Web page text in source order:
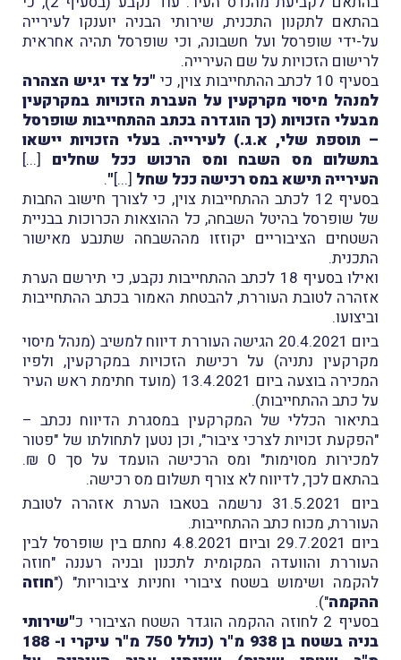
בהתאם לתקנון התכנית, שירותי הבניה יוענקו לעירייה
על-ידי שופרסל ועל חשבונה, וכי שופרסל תהיה אחראית
לרישום הזכויות על שם העירייה.
בסעיף 10 לכתב ההתחייבות צוין, כי
"כל צד יגיש הצהרה
למנהל מיסוי מקרקעין על העברת הזכויות במקרקעין
מבעלי הזכויות (כך הוגדרה בכתב ההתחייבות שופרסל
– תוספת שלי, א.ג.) לעירייה. בעלי הזכויות יישאו
בתשלום מס השבח ומס הרכוש ככל שחלים [...]
העירייה תישא במס רכישה ככל שחל [...]
"
.
בסעיף 12 לכתב ההתחייבות צוין, כי לצורך חישוב החבות
של שופרסל בהיטל השבחה, כל ההוצאות הכרוכות בבניית
השטחים הציבוריים יקוזזו מההשבחה שתנבע מאישור
התכנית.
ואילו בסעיף 18 לכתב ההתחייבות נקבע, כי תירשם הערת
אזהרה לטובת העוררת, להבטחת האמור בכתב ההתחייבות
וביצועו.
ביום 20.4.2021 הגישה העוררת דיווח למשיב (מנהל מיסוי
מקרקעין נתניה) על רכישת הזכויות במקרקעין, ולפיו
המכירה בוצעה ביום 13.4.2021 (מועד חתימת ראש העיר
על כתב ההתחייבות).
בתיאור הכללי של המקרקעין במסגרת הדיווח נכתב –
"הפקעת זכויות לצרכי ציבור", וכן נטען לתחולתו של "פטור
למכירות מסוימות" ומס הרכישה הועמד על סך 0 ₪.
בהתאם לכך, לדיווח לא צורף תשלום מס רכישה.
ביום 31.5.2021 נרשמה בטאבו הערת אזהרה לטובת
העוררת, מכוח כתב ההתחייבות.
ביום 29.7.2021 וביום 4.8.2021 נחתם בין שופרסל לבין
העוררת והוועדה המקומית לתכנון ובניה רעננה "חוזה
להקמה ושימוש בשטח ציבורי וחניות ציבוריות" ("חוזה
ההקמה").
בסעיף 2 לחוזה ההקמה הוגדר השטח הציבורי כ
"שירותי
בניה בשטח בן 938 מ"ר (כולל 750 מ"ר עיקרי ו- 188